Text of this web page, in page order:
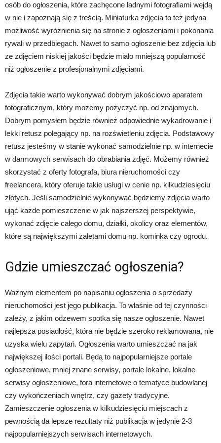
osób do ogłoszenia, które zachęcone ładnymi fotografiami wejdą
w nie i zapoznają się z treścią. Miniaturka zdjęcia to też jedyna
możliwość wyróżnienia się na stronie z ogłoszeniami i pokonania
rywali w przedbiegach. Nawet to samo ogłoszenie bez zdjęcia lub
ze zdjęciem niskiej jakości będzie miało mniejszą popularność
niż ogłoszenie z profesjonalnymi zdjęciami.
Zdjęcia takie warto wykonywać dobrym jakościowo aparatem
fotograficznym, który możemy pożyczyć np. od znajomych.
Dobrym pomysłem będzie również odpowiednie wykadrowanie i
lekki retusz polegający np. na rozświetleniu zdjęcia. Podstawowy
retusz jesteśmy w stanie wykonać samodzielnie np. w internecie
w darmowych serwisach do obrabiania zdjęć. Możemy również
skorzystać z oferty fotografa, biura nieruchomości czy
freelancera, który oferuje takie usługi w cenie np. kilkudziesięciu
złotych. Jeśli samodzielnie wykonywać będziemy zdjęcia warto
ująć każde pomieszczenie w jak najszerszej perspektywie,
wykonać zdjęcie całego domu, działki, okolicy oraz elementów,
które są największymi zaletami domu np. kominka czy ogrodu.
Gdzie umieszczać ogłoszenia?
Ważnym elementem po napisaniu ogłoszenia o sprzedaży
nieruchomości jest jego publikacja. To właśnie od tej czynności
zależy, z jakim odzewem spotka się nasze ogłoszenie. Nawet
najlepsza posiadłość, która nie będzie szeroko reklamowana, nie
uzyska wielu zapytań. Ogłoszenia warto umieszczać na jak
największej ilości portali. Będą to najpopularniejsze portale
ogłoszeniowe, mniej znane serwisy, portale lokalne, lokalne
serwisy ogłoszeniowe, fora internetowe o tematyce budowlanej
czy wykończeniach wnętrz, czy gazety tradycyjne.
Zamieszczenie ogłoszenia w kilkudziesięciu miejscach z
pewnością da lepsze rezultaty niż publikacja w jedynie 2-3
najpopularniejszych serwisach internetowych.